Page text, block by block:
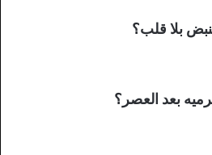
بلا قلب؟
بعد العصر؟